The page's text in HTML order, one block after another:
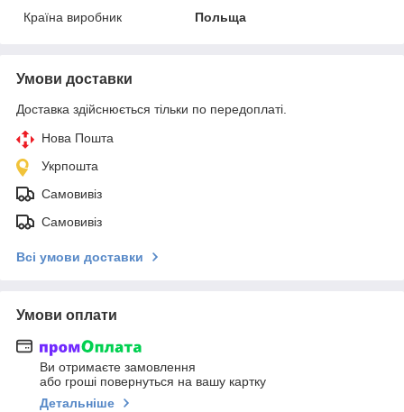
Країна виробник
Польща
Умови доставки
Доставка здійснюється тільки по передоплаті.
Нова Пошта
Укрпошта
Самовивіз
Самовивіз
Всі умови доставки
Умови оплати
Ви отримаєте замовлення
або гроші повернуться на вашу картку
Детальніше